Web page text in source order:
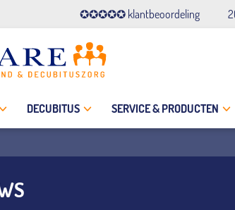
✪✪✪✪✪ klantbeoordeling
DECUBITUS SERVICE & PRODUCTEN